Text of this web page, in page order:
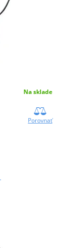
Na sklade
Porovnať